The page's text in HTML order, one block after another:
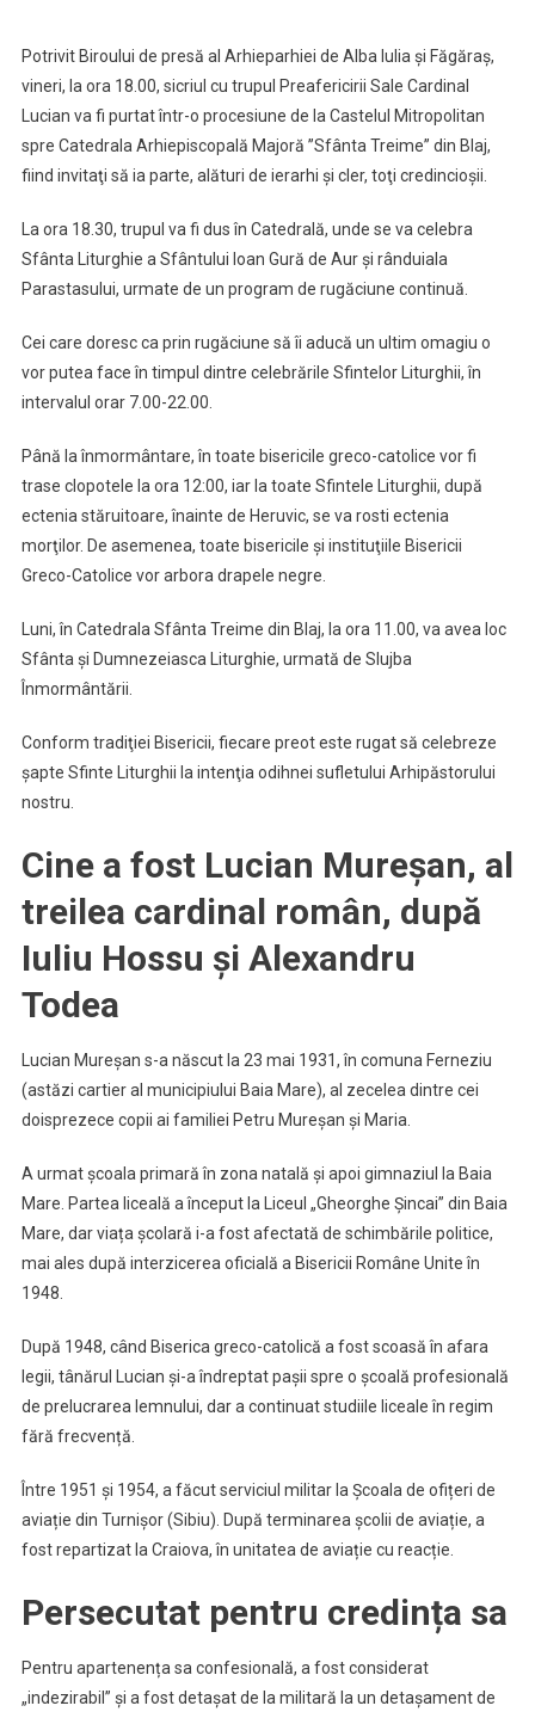
Potrivit Biroului de presă al Arhieparhiei de Alba Iulia şi Făgăraş,
vineri, la ora 18.00, sicriul cu trupul Preafericirii Sale Cardinal
Lucian va fi purtat într-o procesiune de la Castelul Mitropolitan
spre Catedrala Arhiepiscopală Majoră ”Sfânta Treime” din Blaj,
fiind invitaţi să ia parte, alături de ierarhi şi cler, toţi credincioşii.
La ora 18.30, trupul va fi dus în Catedrală, unde se va celebra
Sfânta Liturghie a Sfântului Ioan Gură de Aur şi rânduiala
Parastasului, urmate de un program de rugăciune continuă.
Cei care doresc ca prin rugăciune să îi aducă un ultim omagiu o
vor putea face în timpul dintre celebrările Sfintelor Liturghii, în
intervalul orar 7.00-22.00.
Până la înmormântare, în toate bisericile greco-catolice vor fi
trase clopotele la ora 12:00, iar la toate Sfintele Liturghii, după
ectenia stăruitoare, înainte de Heruvic, se va rosti ectenia
morţilor. De asemenea, toate bisericile şi instituţiile Bisericii
Greco-Catolice vor arbora drapele negre.
Luni, în Catedrala Sfânta Treime din Blaj, la ora 11.00, va avea loc
Sfânta şi Dumnezeiasca Liturghie, urmată de Slujba
Înmormântării.
Conform tradiţiei Bisericii, fiecare preot este rugat să celebreze
şapte Sfinte Liturghii la intenţia odihnei sufletului Arhipăstorului
nostru.
Cine a fost Lucian Mureșan, al
treilea cardinal român, după
Iuliu Hossu și Alexandru
Todea
Lucian Mureșan s-a născut la 23 mai 1931, în comuna Ferneziu
(astăzi cartier al municipiului Baia Mare), al zecelea dintre cei
doisprezece copii ai familiei Petru Mureșan și Maria.
A urmat școala primară în zona natală și apoi gimnaziul la Baia
Mare. Partea liceală a început la Liceul „Gheorghe Șincai” din Baia
Mare, dar viața școlară i-a fost afectată de schimbările politice,
mai ales după interzicerea oficială a Bisericii Române Unite în
1948.
După 1948, când Biserica greco-catolică a fost scoasă în afara
legii, tânărul Lucian și-a îndreptat pașii spre o școală profesională
de prelucrarea lemnului, dar a continuat studiile liceale în regim
fără frecvență.
Între 1951 și 1954, a făcut serviciul militar la Școala de ofițeri de
aviație din Turnișor (Sibiu). După terminarea școlii de aviație, a
fost repartizat la Craiova, în unitatea de aviație cu reacție.
Persecutat pentru credința sa
Pentru apartenența sa confesională, a fost considerat
„indezirabil” și a fost detașat de la militară la un detașament de